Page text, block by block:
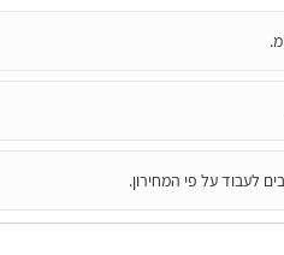
לעבוד על פי המחירון.
הכל לעניין ואיך זה עובד. בנתיים אני אוסף